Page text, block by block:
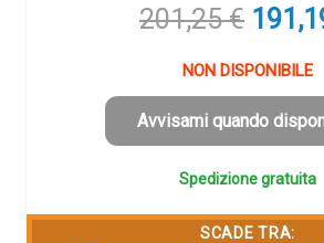
201,25€ Il
prezzo
era:
NON DISPONIBILE
Avvisami quando
Spedizione gratuita
SCADE TRA: